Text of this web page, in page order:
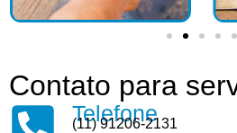
Contato para
Telefone
(11) 91206-2131